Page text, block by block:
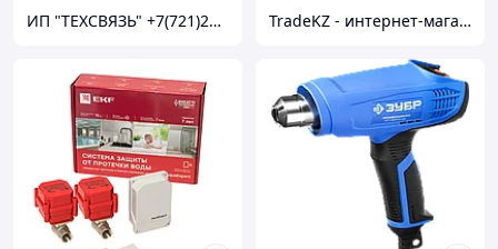
ИП "ТЕХСВЯЗЬ" +7(721)2398141 tehskz@mail.ru TradeKZ - интернет-магазин